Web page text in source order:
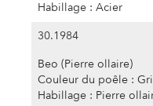
Habillage : Acier
30.1984
Beo (Pierre ollaire)
Couleur du poêle :
Habillage : Pierre